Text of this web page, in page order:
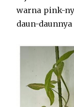
warna pink-
daun-